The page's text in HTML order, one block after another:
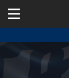
公開男一級